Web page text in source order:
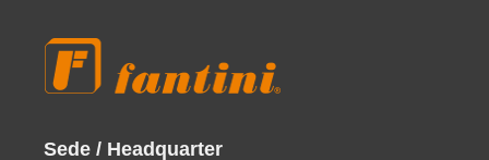
Sede / Headquarter